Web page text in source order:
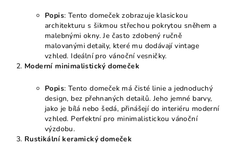
Popis: Tento domeček zobrazuje klasickou
architekturu s šikmou střechou pokrytou sněhem a
malebnými okny. Je často zdobený ručně
malovanými detaily, které mu dodávají vintage
vzhled. Ideální pro vánoční vesničky.
Moderní minimalistický domeček
Popis: Tento domeček má čisté linie a jednoduchý
design, bez přehnaných detailů. Jeho jemné barvy,
jako je bílá nebo šedá, přinášejí do interiéru moderní
vzhled. Perfektní pro minimalistickou vánoční
výzdobu.
Rustikální keramický domeček